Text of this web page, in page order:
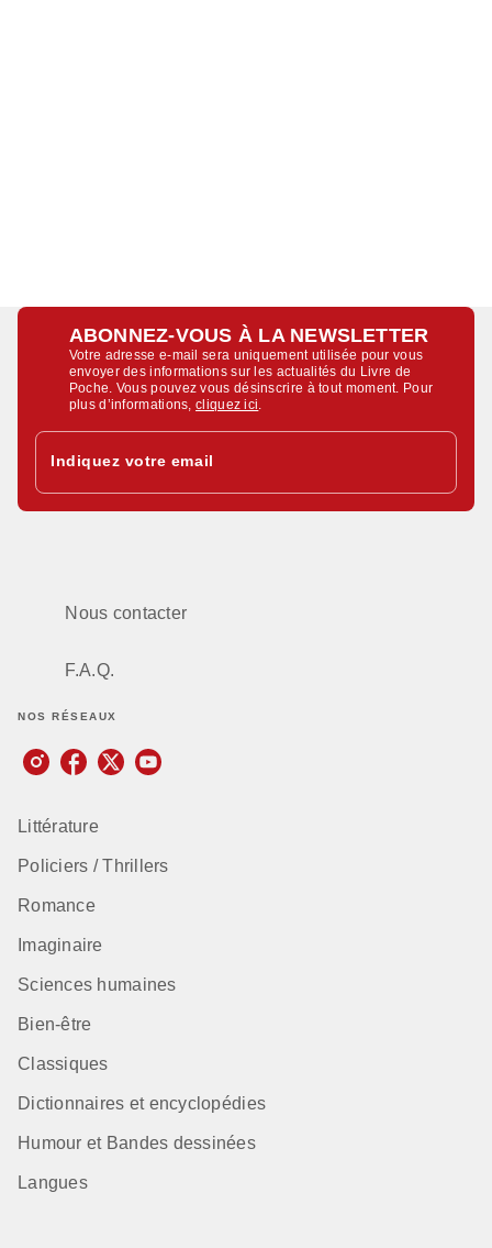
ABONNEZ-VOUS À LA NEWSLETTER
Votre adresse e-mail sera uniquement utilisée pour vous
envoyer des informations sur les actualités du Livre de
Poche. Vous pouvez vous désinscrire à tout moment. Pour
plus d’informations,cliquez ici
Indiquez votre email
Nous contacter
F.A.Q.
NOS RÉSEAUX
Littérature
Policiers / Thrillers
Romance
Imaginaire
Sciences humaines
Bien-être
Classiques
Dictionnaires et encyclopédies
Humour et Bandes dessinées
Langues